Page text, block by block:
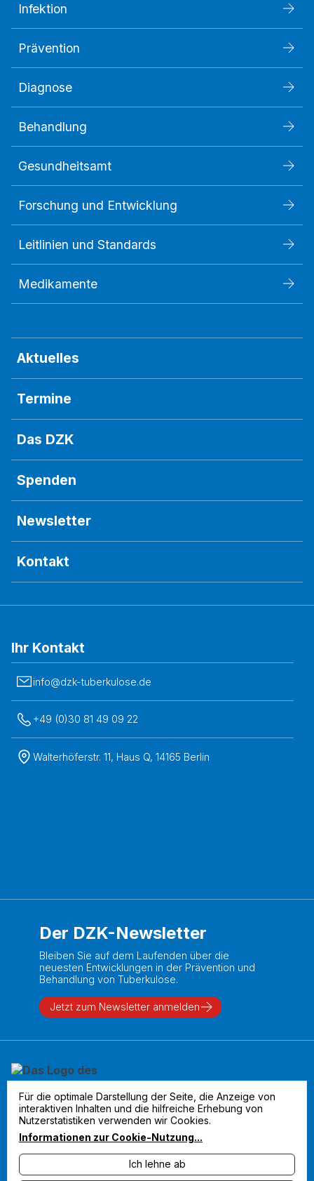
Infektion
Prävention
Diagnose
Behandlung
Gesundheitsamt
Forschung und Entwicklung
Leitlinien und Standards
Medikamente
Aktuelles
Termine
Das DZK
Spenden
Newsletter
Kontakt
Ihr Kontakt
info@dzk-tuberkulose.de
+49 (0)30 81 49 09 22
Walterhöferstr. 11, Haus Q, 14165 Berlin
Der DZK-Newsletter
Bleiben Sie auf dem Laufenden über die
neuesten Entwicklungen in der Prävention und
Behandlung von Tuberkulose.
Jetzt zum Newsletter anmelden
Datenschutz
Für die optimale Darstellung der Seite, die Anzeige von
interaktiven Inhalten und die hilfreiche Erhebung von
Nutzerstatistiken verwenden wir Cookies.
Informationen zur Cookie-Nutzung...
Ich lehne ab